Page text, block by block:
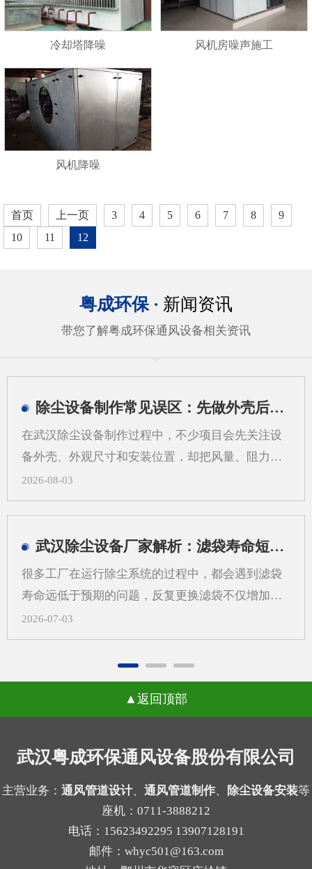
冷却塔降噪 风机房噪声施工
风机降噪
首页 上一页 3 4 5 6 7 8
9
10
11 12
粤成环保 · 新闻资讯
带您了解粤成环保通风设备相关资讯
除尘设备制作常见误区：先做外壳后算系统会带来哪些问题
在武汉除尘设备制作过程中，不少项目会先关注设
备外壳、外观尺寸和安装位置，却把风量、阻力、
过滤方式、管道走向等系统参数放到后面。这样做
看似推进很快，实际却容易在后期出现返工、适配
来说，粉尘类型、空间条件和工艺流程差异较大，
更需要从系统角度来考虑除尘设备制作，而不是只
看“壳体先行”。一、先做外壳后算系统，常见问题
声上升。2.管道布置受限，改动成本增加外壳定型
后，管道接口、检修空间和设备进出方向往往被锁
管路过长，或者维护口不好留，现场就可能需要重
新调整。3.过滤单元与结构不协调不同粉尘适合的
过滤方式不同，例如干性粉尘、粘性粉尘、细颗粒
2026-08-03
武汉除尘设备厂家解析：滤袋寿命短，问题可能不在滤袋，而在气流分布
很多工厂在运行除尘系统的过程中，都会遇到滤袋
寿命远低于预期的问题，反复更换滤袋不仅增加了
日常运维的成本，还会打乱正常的生产节奏，武汉
除尘设备厂家在长期跟进现场调试的过程中发现，
很多用户会把问题归咎于滤袋本身的质量，反复更
换不同品牌的滤袋却始终没能改善状况。一、气流
分布不均引发的局部高速冲刷当除尘设备内部气流
部分区域的风速远超设计标准，高速流动的气流会
持续冲刷滤袋表面，原本能支撑数年使用的滤袋，
在长期的高强度摩擦下，磨损速度会大幅加快，很
容易出现局部破损的情况。很多现场案例里，靠近
进气口一侧的滤袋磨损速度是其他区域的两三倍，
就是这个原因导致的。二、局部高负荷带来的积灰
2026-07-03
返回顶部
武汉粤成环保通风设备股份有限公司
主营业务： 通风管道设计、 通风管道制作、 除尘设备安装等
座机：0711-3888212
电话：15623492295 13907128191
邮件：whyc501@163.com